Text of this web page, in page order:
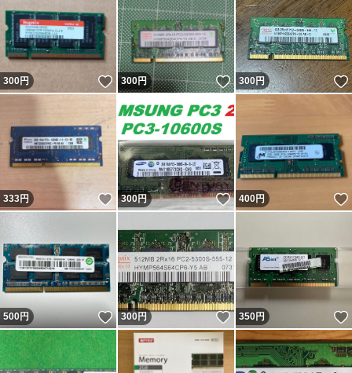
300円 いいね！
300円 いいね！
300円
333円 いいね！
300円 いいね！
400円
500円 いいね！
300円 いいね！
350円